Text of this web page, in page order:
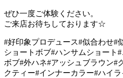
ぜひ一度ご体験ください。
ご来店お待ちしております☆
#好印象プロデュース#似合わせ#
ショートボブ#ハンサムショート
ボブ#外ハネ#アッシュブラウン#
クティー#インナーカラー#ハイ